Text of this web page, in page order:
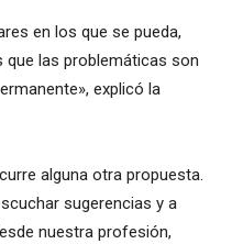
en los que se pueda,
las problemáticas son
explicó la
alguna otra propuesta.
sugerencias y a
nuestra profesión,